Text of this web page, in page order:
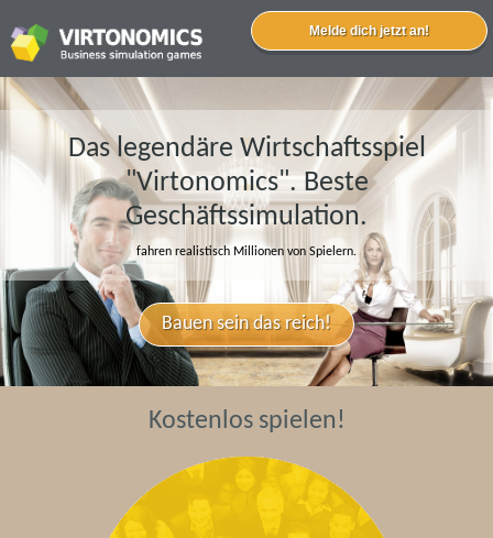
Das legendäre Wirtschaftsspiel
"Virtonomics". Beste
Geschäftssimulation.
fahren realistisch Millionen von Spielern.
Bauenseindas reich!
Kostenlos spielen!